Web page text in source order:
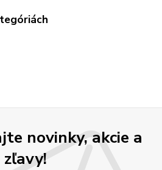
novinky, akcie a
zľavy!